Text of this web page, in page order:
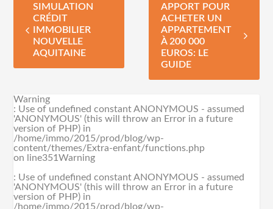
SIMULATION
CRÉDIT
IMMOBILIER
NOUVELLE
AQUITAINE
APPORT POUR
ACHETER UN
APPARTEMENT
À 200 000
EUROS: LE
GUIDE
Warning
: Use of undefined constant ANONYMOUS - assumed
'ANONYMOUS' (this will throw an Error in a future
version of PHP) in
/home/immo/2015/prod/blog/wp-
content/themes/Extra-enfant/functions.php
on line351Warning
: Use of undefined constant ANONYMOUS - assumed
'ANONYMOUS' (this will throw an Error in a future
version of PHP) in
/home/immo/2015/prod/blog/wp-